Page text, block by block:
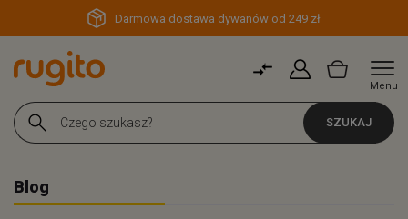
Darmowa dostawa dywanów od 249 zł
Menu
SZUKAJ
Blog